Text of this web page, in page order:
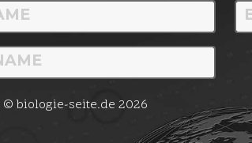
© biologie-seite.de 2026